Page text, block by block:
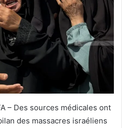
– Des sources médicales ont
des massacres israéliens